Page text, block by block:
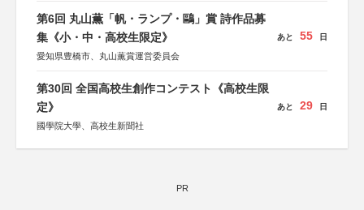
第6回 丸山薫「帆・ランプ・鷗」賞 詩作品募
集《小・中・高校生限定》
愛知県豊橋市、丸山薫賞運営委員会
あと 55 日
第30回 全国高校生創作コンテスト《高校生限
定》
國學院大學、高校生新聞社
あと 29 日
PR